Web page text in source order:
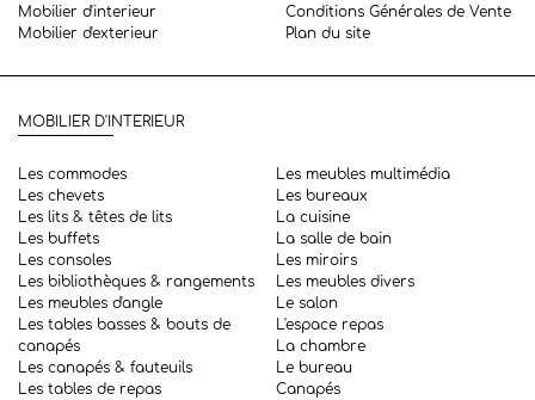
Mobilier d'interieur
Mobilier d'exterieur
Conditions Générales de Vente
Plan du site
MOBILIER D'INTERIEUR
Les commodes
Les chevets
Les lits & têtes de lits
Les buffets
Les consoles
Les bibliothèques & rangements
Les meubles d'angle
Les tables basses & bouts de
canapés
Les canapés & fauteuils
Les tables de repas
Les meubles multimédia
Les bureaux
La cuisine
La salle de bain
Les miroirs
Les meubles divers
Le salon
L'espace repas
La chambre
Le bureau
Canapés